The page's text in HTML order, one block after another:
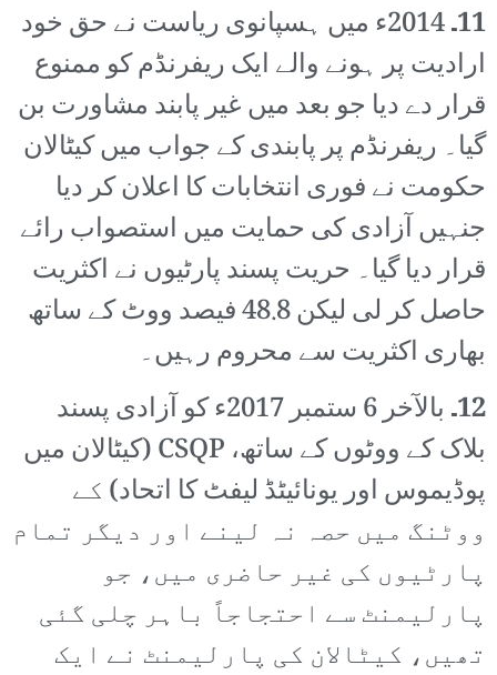
11۔
2014ء میں ہسپانوی ریاست نے حق خود
ارادیت پر ہونے والے ایک ریفرنڈم کو ممنوع
قرار دے دیا جو بعد میں غیر پابند مشاورت بن
گیا۔ ریفرنڈم پر پابندی کے جواب میں کیٹالان
حکومت نے فوری انتخابات کا اعلان کر دیا
جنہیں آزادی کی حمایت میں استصواب رائے
قرار دیا گیا۔ حریت پسند پارٹیوں نے اکثریت
حاصل کر لی لیکن 48.8 فیصد ووٹ کے ساتھ
بھاری اکثریت سے محروم رہیں۔
12۔
بالآخر 6 ستمبر 2017ء کو آزادی پسند
بلاک کے ووٹوں کے ساتھ، CSQP (کیٹالان میں
پوڈیموس اور یونائیٹڈ لیفٹ کا اتحاد) کے
ووٹنگ میں حصہ نہ لینے اور دیگر تمام
پارٹیوں کی غیر حاضری میں، جو
پارلیمنٹ سے احتجاجاً باہر چلی گئی
تھیں، کیٹالان کی پارلیمنٹ نے ایک